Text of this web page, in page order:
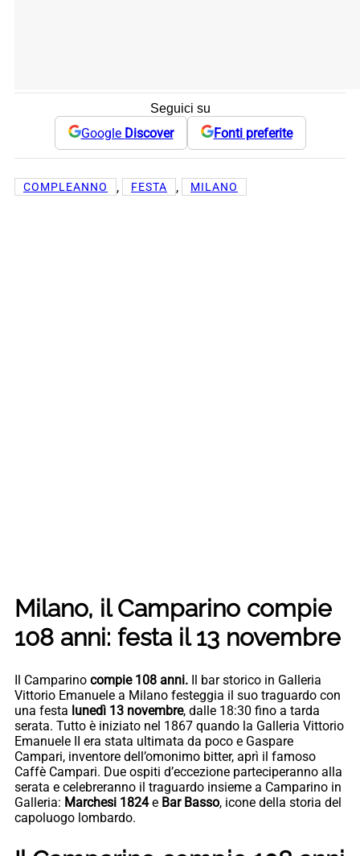
Seguici su
Google Discover Fonti preferite
COMPLEANNO , FESTA , MILANO
Milano, il Camparino compie
108 anni: festa il 13 novembre
Il Camparino compie 108 anni. Il bar storico in Galleria
Vittorio Emanuele a Milano festeggia il suo traguardo con
una festa lunedì 13 novembre, dalle 18:30 fino a tarda
serata. Tutto è iniziato nel 1867 quando la Galleria Vittorio
Emanuele II era stata ultimata da poco e Gaspare
Campari, inventore dell’omonimo bitter, aprì il famoso
Caffè Campari. Due ospiti d’eccezione parteciperanno alla
serata e celebreranno il traguardo insieme a Camparino in
Galleria: Marchesi 1824e Bar Basso, icone della storia del
capoluogo lombardo.